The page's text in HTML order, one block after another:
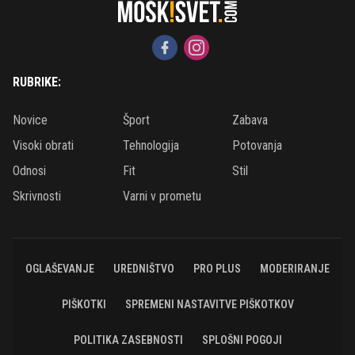
RUBRIKE:
Novice Šport
Zabava
Visoki obrati
Tehnologija
Potovanja
Odnosi
Fit
Stil
Skrivnosti
Varni v prometu
OGLAŠEVANJE UREDNIŠTVO PRO PLUS MODERIRANJE
PIŠKOTKI SPREMENI NASTAVITVE PIŠKOTKOV
POLITIKA ZASEBNOSTI SPLOŠNI POGOJI